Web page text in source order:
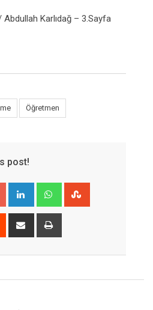
Karlıdağ – 3.Sayfa
Öğretmen
post!
Google+ LinkedIn Whatsapp
Reddit
Share